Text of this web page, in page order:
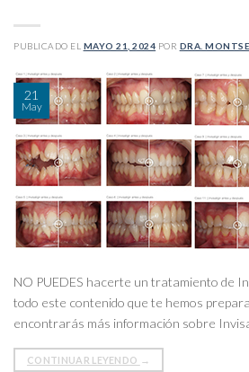
PUBLICADO EL MAYO 21, 2024 POR DRA.
21
May
NO PUEDES hacerte un tratamiento de
todo este contenido que te hemos
encontrarás más información sobre
CONTINUAR LEYENDO →